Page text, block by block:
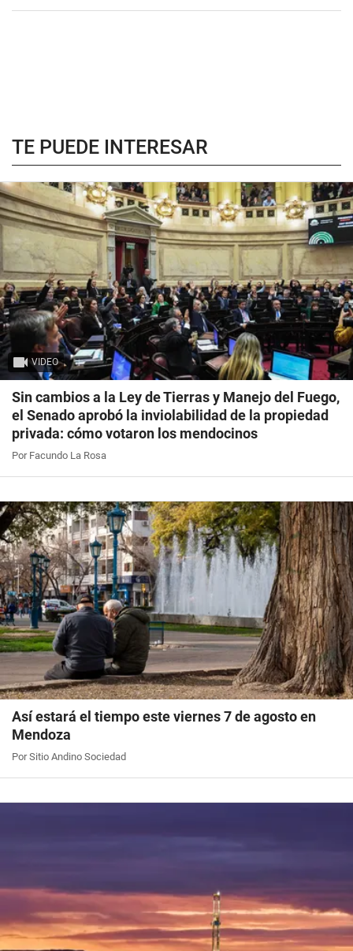
TE PUEDE INTERESAR
VIDEO
Sin cambios a la Ley de Tierras y Manejo del Fuego,
el Senado aprobó la inviolabilidad de la propiedad
privada: cómo votaron los mendocinos
Por Facundo La Rosa
Así estará el tiempo este viernes 7 de agosto en
Mendoza
Por Sitio Andino Sociedad